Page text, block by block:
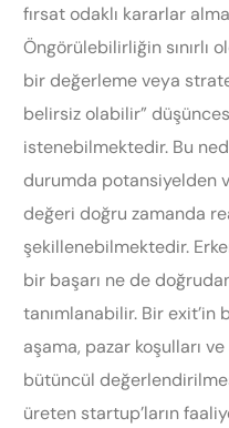
fırsat odaklı kararlar
Öngörülebilirliğin sınırlı
bir değerleme veya
belirsiz olabilir”
istenebilmektedir. Bu
durumda potansiyelden
değeri doğru zamanda
şekillenebilmektedir.
bir başarı ne de
tanımlanabilir. Bir exit’in
aşama, pazar koşulları
bütüncül
üreten startup’ların